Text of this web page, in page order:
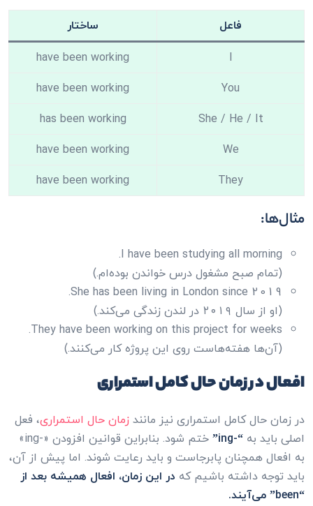
فاعل
ساختار
I
have been working
You
have been working
She / He / It
has been working
We
have been working
They
have been working
مثال‌ها:
I have been studying all morning.
(تمام صبح مشغول درس خواندن بوده‌ام.)
She has been living in London since 2019.
(او از سال ۲۰۱۹ در لندن زندگی می‌کند.)
They have been working on this project for weeks.
(آن‌ها هفته‌هاست روی این پروژه کار می‌کنند.)
افعال در زمان حال کامل استمراری
در زمان حال کامل استمراری نیز مانندزمان حال استمراری، فعل
اصلی باید به “-ing”
ختم شود. بنابراین قوانین افزودن «-ing»
به افعال همچنان پابرجاست و باید رعایت شوند. اما پیش از آن،
باید توجه داشته باشیم که در این زمان، افعال همیشه بعد از
“been” می‌آیند.